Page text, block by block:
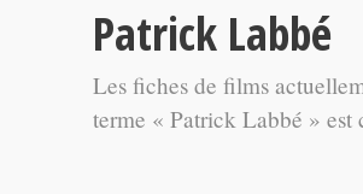
Patrick Labbé
Les fiches de films
terme « Patrick Labbé » est